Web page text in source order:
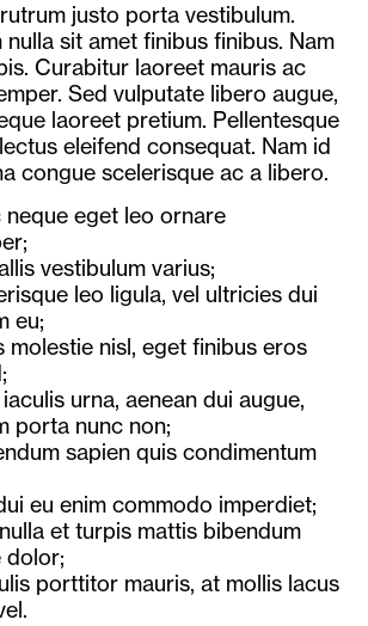
justo porta vestibulum.
sit amet finibus finibus. Nam
Curabitur laoreet mauris ac
Sed vulputate libero augue,
laoreet pretium. Pellentesque
eleifend consequat. Nam id
congue scelerisque ac a libero.
neque eget leo ornare
vestibulum varius;
leo ligula, vel ultricies dui
eu;
molestie nisl, eget finibus eros
urna, aenean dui augue,
porta nunc non;
sapien quis condimentum
eu enim commodo imperdiet;
et turpis mattis bibendum
dolor;
porttitor mauris, at mollis lacus